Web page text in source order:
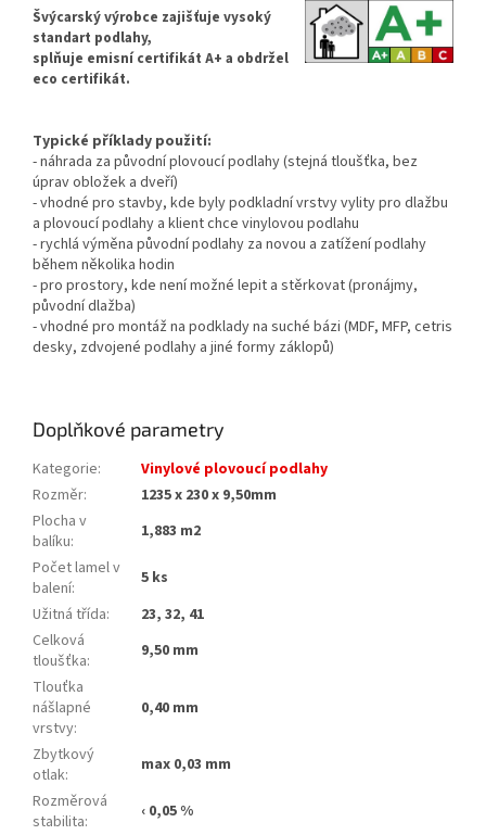
Švýcarský výrobce zajišťuje vysoký
standart podlahy,
splňuje emisní certifikát A+ a obdržel
eco certifikát.
Typické příklady použití:
- náhrada za původní plovoucí podlahy (stejná tloušťka, bez
úprav obložek a dveří)
- vhodné pro stavby, kde byly podkladní vrstvy vylity pro dlažbu
a plovoucí podlahy a klient chce vinylovou podlahu
- rychlá výměna původní podlahy za novou a zatížení podlahy
během několika hodin
- pro prostory, kde není možné lepit a stěrkovat (pronájmy,
původní dlažba)
- vhodné pro montáž na podklady na suché bázi (MDF, MFP, cetris
desky, zdvojené podlahy a jiné formy záklopů)
Doplňkové parametry
Kategorie:
Vinylové plovoucí podlahy
Rozměr:
1235 x 230 x 9,50mm
Plocha v
balíku:
1,883 m2
Počet lamel v
balení:
5 ks
Užitná třída:
23, 32, 41
Celková
tloušťka:
9,50 mm
Tlouťka
nášlapné
vrstvy:
0,40 mm
Zbytkový
otlak:
max 0,03 mm
Rozměrová
stabilita:
‹ 0,05 %